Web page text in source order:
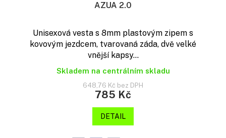
AZUA 2.0
Unisexová vesta s 8mm plastovým zipem s
kovovým jezdcem, tvarovaná záda, dvě velké
vnější kapsy...
Skladem na centrálním skladu
648,76 Kč bez DPH
785 Kč
DETAIL